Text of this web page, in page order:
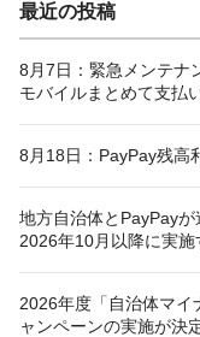
最近の投稿
8月7日：緊急メンテナ
モバイルまとめて支払
8月18日：PayPay残高
地方自治体とPayPayが
2026年10月以降に実施
2026年度「自治体マイ
ャンペーンの実施が決